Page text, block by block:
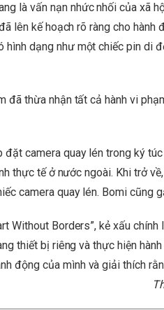
là vấn nạn nhức nhối của xã
lên kế hoạch rõ ràng cho hành
hình dạng như một chiếc pin di
đã thừa nhận tất cả hành vi
camera quay lén trong ký
thực tế ở nước ngoài. Khi trở
camera quay lén. Bomi cũng
Without Borders”, kẻ xấu
thiết bị riêng và thực hiện
động của mình và giải thích